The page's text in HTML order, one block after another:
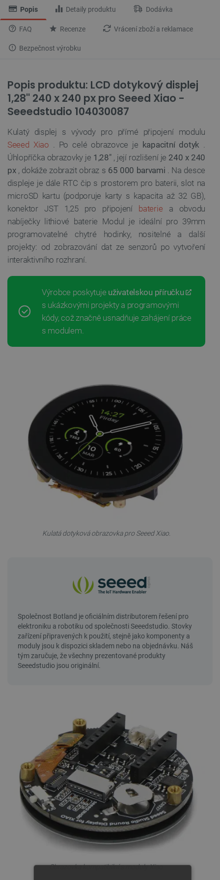
Popis Detaily produktu Dodávka
FAQ Recenze Vrácení zboží a reklamace
Bezpečnost výrobku
Popis produktu: LCD dotykový displej
1,28'' 240 x 240 px pro Seeed Xiao -
Seeedstudio 104030087
Kulatý displej s vývody pro přímé připojení modulu
Seeed Xiao . Po celé obrazovce je kapacitní dotyk
Úhlopříčka obrazovky je 1,28", její rozlišení je 240 x 240
px, dokáže zobrazit obraz s 65 000 barvami . Na desce
displeje je dále RTC čip s prostorem pro baterii, slot na
microSD kartu (podporuje karty s kapacita až 32 GB),
konektor JST 1,25 pro připojení baterie a obvodu
nabíječky lithiové baterie Modul je ideální pro 39mm
programovatelné chytré hodinky, nositelné a další
projekty: od zobrazování dat ze senzorů po vytvoření
interaktivního rozhraní.
Výrobce poskytuje uživatelskou příručku
s ukázkovými projekty a programovými
kódy, což značně usnadňuje zahájení práce
s modulem.
Kulatá dotyková obrazovka pro Seeed Xiao.
Obrazovka kompatibilní s moduly Xiao.